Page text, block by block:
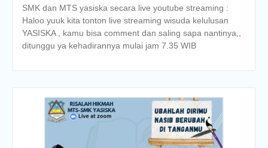
SMK dan MTS yasiska secara live youtube streaming :
Haloo yuuk kita tonton live streaming wisuda kelulusan
YASISKA , kamu bisa comment dan saling sapa nantinya,,
ditunggu ya kehadirannya mulai jam 7.35 WIB